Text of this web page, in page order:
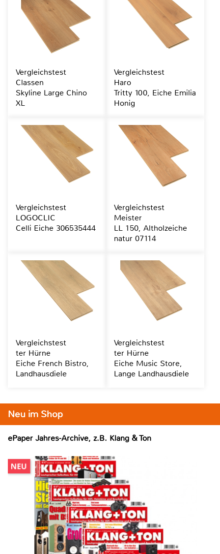
Neu im Shop
ePaper Jahres-Archive, z.B. Klang & Ton
Vergleichstest
Classen
Skyline Large Chino
XL
Vergleichstest
Haro
Tritty 100, Eiche Emilia
Honig
Vergleichstest
LOGOCLIC
Celli Eiche 306535444
Vergleichstest
Meister
LL 150, Altholzeiche
natur 07114
Vergleichstest
ter Hürne
Eiche French Bistro,
Landhausdiele
Vergleichstest
ter Hürne
Eiche Music Store,
Lange Landhausdiele